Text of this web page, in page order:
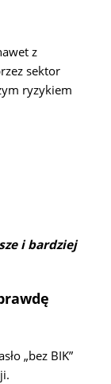
z
sektor
ryzykiem
i bardziej
„bez BIK”